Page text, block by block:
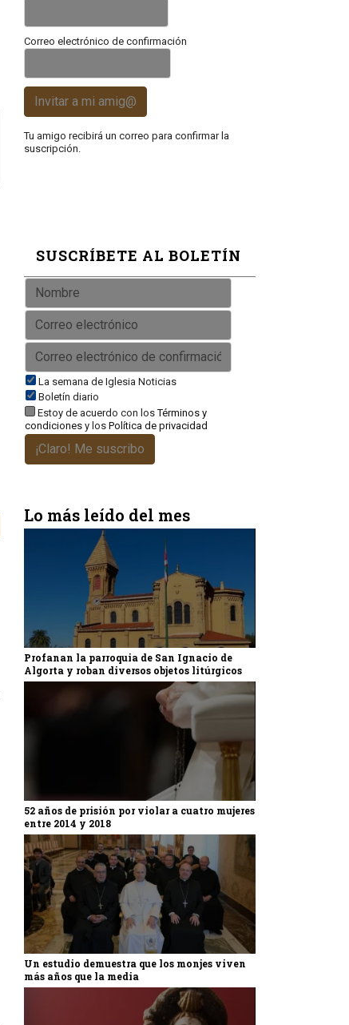
Correo electrónico de confirmación
Invitar a mi amig@
Tu amigo recibirá un correo para confirmar la
suscripción.
SUSCRÍBETE AL BOLETÍN
La semana de Iglesia Noticias
Boletín diario
Estoy de acuerdo con losTérminos y
condiciones y los Política de privacidad
¡Claro! Me suscribo
Lo más leído del mes
Profanan la parroquia de San Ignacio de
Algorta y roban diversos objetos litúrgicos
52 años de prisión por violar a cuatro mujeres
entre 2014 y 2018
Un estudio demuestra que los monjes viven
más años que la media